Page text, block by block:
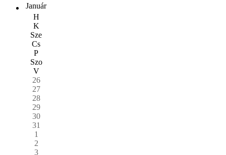
Január
H
K
Sze
Cs
P
Szo
V
26
27
28
29
30
31
1
2
3